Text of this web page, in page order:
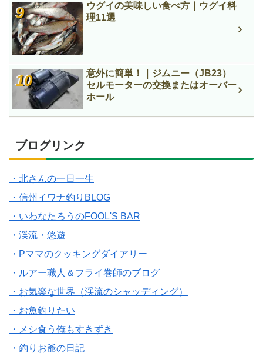
ウグイの美味しい食べ方｜ウグイ料
理11選
意外に簡単！｜ジムニー（JB23）
セルモーターの交換またはオーバー
ホール
ブログリンク
・北さんの一日一生
・信州イワナ釣りBLOG
・いわなたろうのFOOL'S BAR
・渓流・悠遊
・Pママのクッキングダイアリー
・ルアー職人＆フライ巻師のブログ
・お気楽な世界（渓流のシャッディング）
・お魚釣りたい
・メシ食う俺もすきずき
・釣りお爺の日記